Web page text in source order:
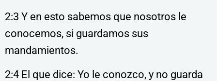
2:3 Y en esto sabemos que nosotros le
conocemos, si guardamos sus
mandamientos.
2:4 El que dice: Yo le conozco, y no guarda